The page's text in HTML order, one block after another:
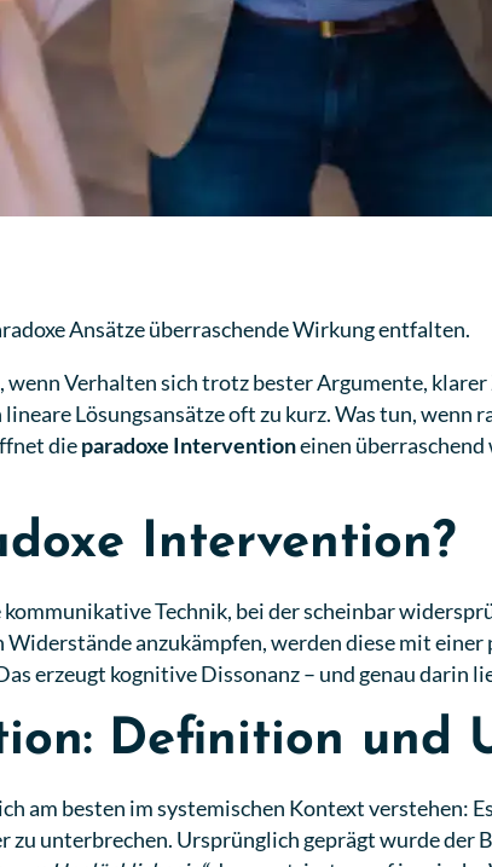
Ansätze überraschende Wirkung entfalten.
Verhalten sich trotz bester Argumente,
Lösungsansätze oft zu kurz. Was tun,
dieparadoxe Interventioneinen überraschend
Intervention?
Technik, bei der scheinbar
anzukämpfen, werden diese mit einer
erzeugt kognitive Dissonanz – und genau darin
Definition und
am besten im systemischen Kontext verstehen:
zu unterbrechen. Ursprünglich geprägt wurde der